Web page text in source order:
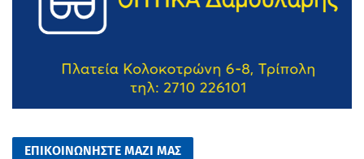
ΕΠΙΚΟΙΝΩΝΗΣΤΕ ΜΑΖΙ ΜΑΣ